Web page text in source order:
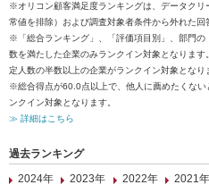
※オリコン顧客満足度ランキングは、データク
常値を排除）および調査対象者条件から外れた回
※「総合ランキング」、「評価項目別」、部門の
数を満たした企業のみランクイン対象となりま
定人数の半数以上の企業がランクイン対象となり
※総合得点が60.0点以上で、他人に薦めたくな
ンクイン対象となります。
≫ 詳細はこちら
過去ランキング
2024年
2023年 2022年 2021年